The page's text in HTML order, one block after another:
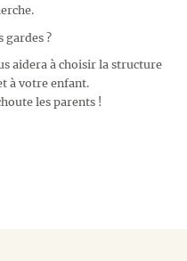
gardes ?
aidera à choisir la structure
à votre enfant.
les parents !